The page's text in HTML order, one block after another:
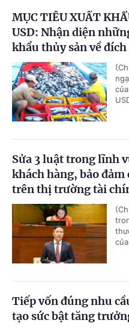
MỤC TIÊU XUẤT
USD: Nhận diện
khẩu thủy sản về đích
Sửa 3 luật trong lĩnh
khách hàng, bảo
trên thị trường tài
Tiếp vốn đúng nhu
tạo sức bật tăng